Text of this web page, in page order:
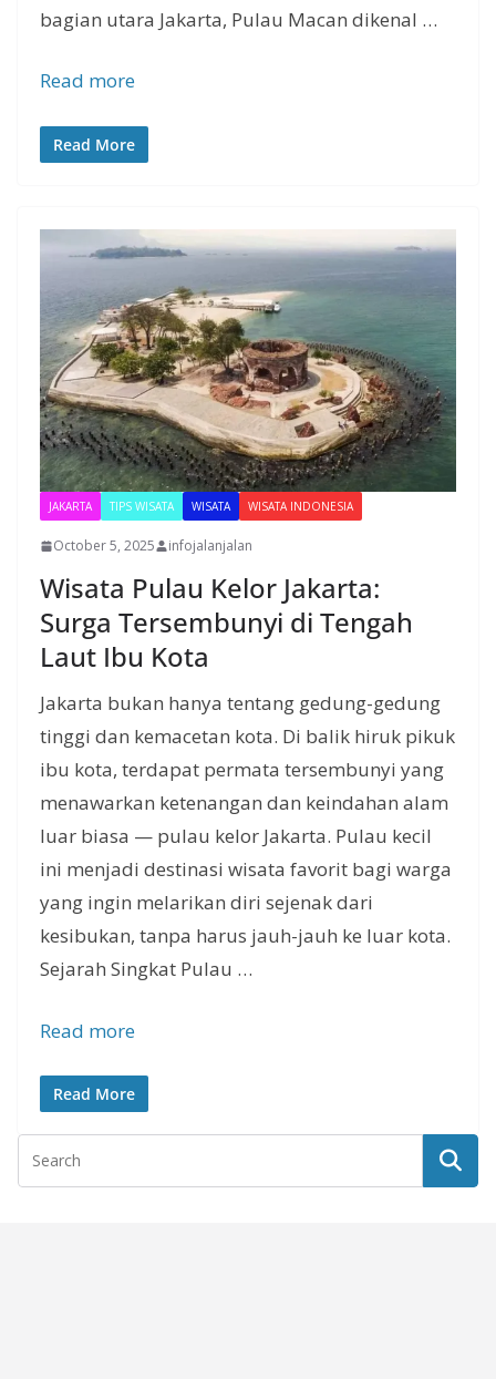
bagian utara Jakarta, Pulau Macan dikenal …
Read more
Read More
JAKARTA TIPS WISATA WISATA WISATA INDONESIA
October 5, 2025 infojalanjalan
Wisata Pulau Kelor Jakarta:
Surga Tersembunyi di Tengah
Laut Ibu Kota
Jakarta bukan hanya tentang gedung-gedung
tinggi dan kemacetan kota. Di balik hiruk pikuk
ibu kota, terdapat permata tersembunyi yang
menawarkan ketenangan dan keindahan alam
luar biasa — pulau kelor Jakarta. Pulau kecil
ini menjadi destinasi wisata favorit bagi warga
yang ingin melarikan diri sejenak dari
kesibukan, tanpa harus jauh-jauh ke luar kota.
Sejarah Singkat Pulau …
Read more
Read More